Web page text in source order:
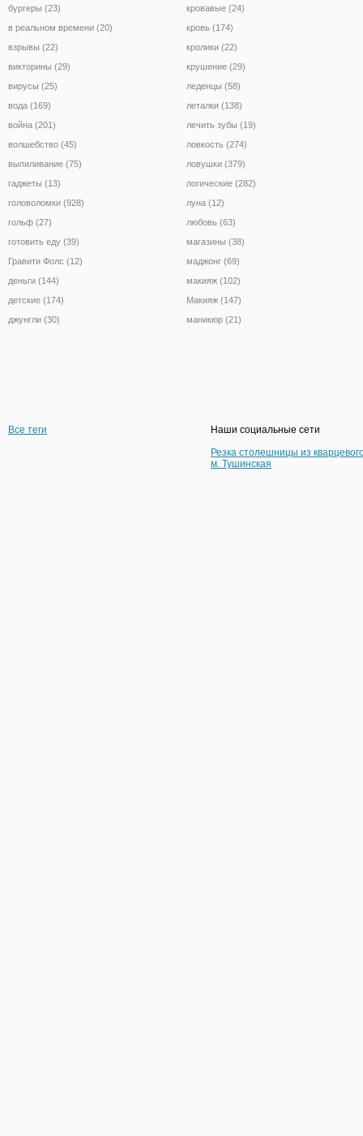
бургеры (23)
в реальном времени (20)
взрывы (22)
викторины (29)
вирусы (25)
вода (169)
война (201)
волшебство (45)
выпиливание (75)
гаджеты (13)
головоломки (928)
гольф (27)
готовить еду (39)
Гравити Фолс (12)
деньги (144)
детские (174)
джунгли (30)
кровавые (24)
кровь (174)
кролики (22)
крушение (29)
леденцы (58)
леталки (138)
лечить зубы (19)
ловкость (274)
ловушки (379)
логические (282)
луна (12)
любовь (63)
магазины (38)
маджонг (69)
макияж (102)
Макияж (147)
маникюр (21)
Все теги
Наши социальные сети
Резка столешницы из
м. Тушинская